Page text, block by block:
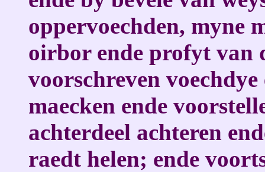
oppervoechden, myne
oirbor ende profyt van
voorschreven
maecken ende
achterdeel achteren
raedt helen; ende